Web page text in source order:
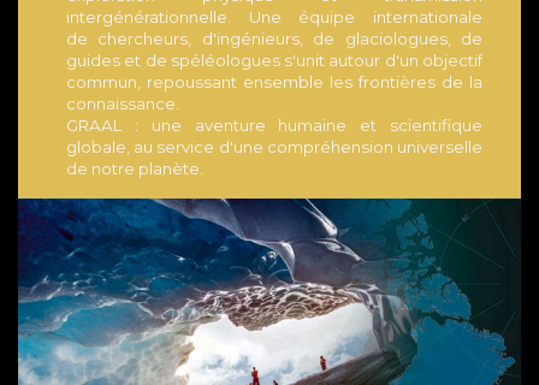
intergénérationnelle. Une équipe internationale
de chercheurs, d'ingénieurs, de glaciologues, de
guides et de spéléologues s'unit autour d'un objectif
commun, repoussant ensemble les frontières de la
connaissance.
GRAAL : une aventure humaine et scientifique
globale, au service d'une compréhension universelle
de notre planète.